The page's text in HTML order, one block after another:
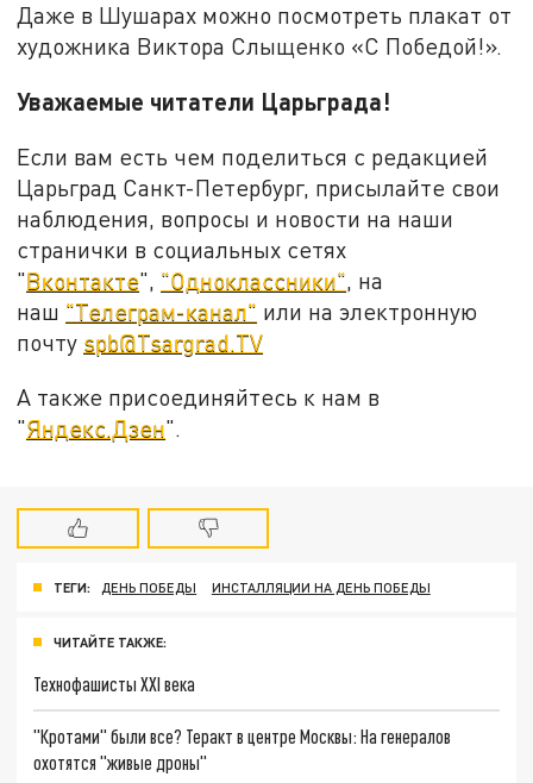
Даже в Шушарах можно посмотреть плакат от
художника Виктора Слыщенко «С Победой!».
Уважаемые читатели Царьграда!
Если вам есть чем поделиться с редакцией
Царьград Санкт-Петербург, присылайте свои
наблюдения, вопросы и новости на наши
странички в социальных сетях
"Вконтакте", "Одноклассники", на
наш "Телеграм-канал" или на электронную
почту spb@Tsargrad.TV
А также присоединяйтесь к нам в
"Яндекс.Дзен".
ТЕГИ: ДЕНЬ ПОБЕДЫ ИНСТАЛЛЯЦИИ НА ДЕНЬ ПОБЕДЫ
ЧИТАЙТЕ ТАКЖЕ:
Технофашисты XXI века
"Кротами" были все? Теракт в центре Москвы: На генералов
охотятся "живые дроны"